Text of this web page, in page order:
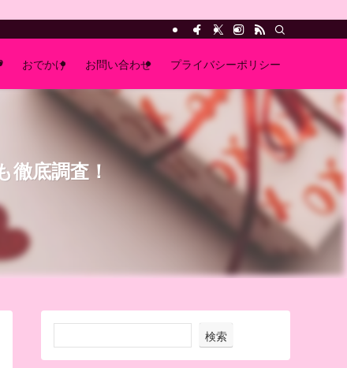
おでかけ お問い合わせ プライバシーポリシー
徹底調査！
検索